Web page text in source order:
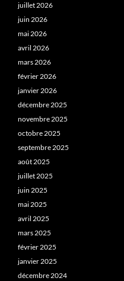
juillet 2026
juin 2026
mai 2026
avril 2026
mars 2026
février 2026
janvier 2026
décembre 2025
novembre 2025
octobre 2025
septembre 2025
août 2025
juillet 2025
juin 2025
mai 2025
avril 2025
mars 2025
février 2025
janvier 2025
décembre 2024